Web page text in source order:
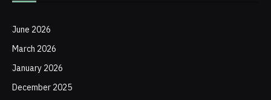
June 2026
March 2026
January 2026
December 2025